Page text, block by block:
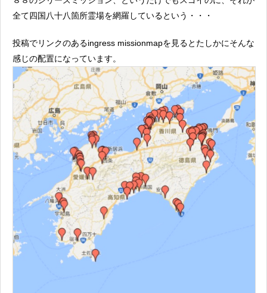
全て四国八十八箇所霊場を網羅しているという・・・
投稿でリンクのあるingress missionmapを見るとたしかにそんな
感じの配置になっています。